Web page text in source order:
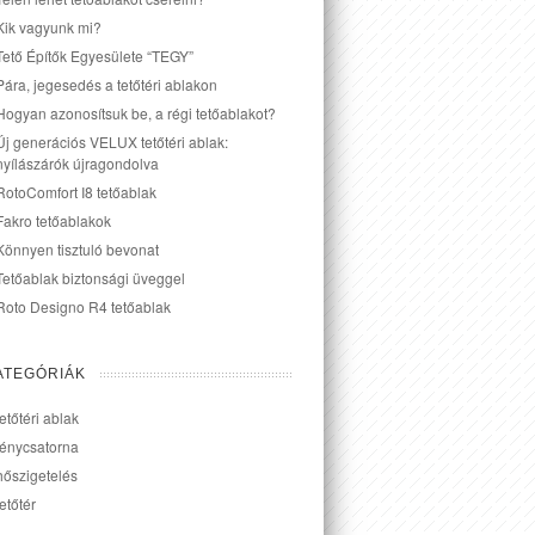
vagyunk mi?
Építők Egyesülete “TEGY”
jegesedés a tetőtéri ablakon
azonosítsuk be, a régi tetőablakot?
generációs VELUX tetőtéri ablak:
újragondolva
I8 tetőablak
tetőablakok
tisztuló bevonat
biztonsági üveggel
Designo R4 tetőablak
ablak